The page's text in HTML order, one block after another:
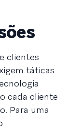
clientes
táticas
cada cliente
Para uma